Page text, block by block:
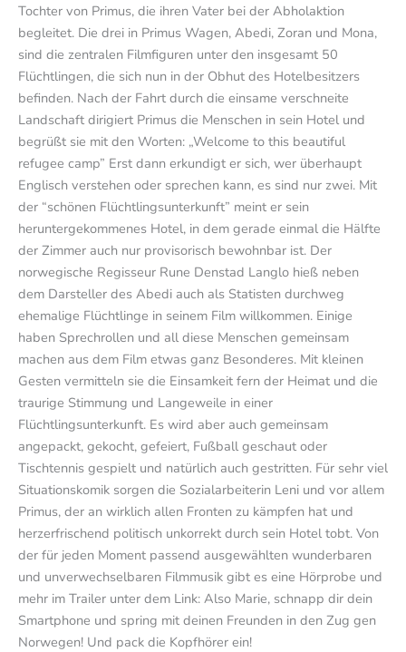
Tochter von Primus, die ihren Vater bei der Abholaktion
begleitet. Die drei in Primus Wagen, Abedi, Zoran und Mona,
sind die zentralen Filmfiguren unter den insgesamt 50
Flüchtlingen, die sich nun in der Obhut des Hotelbesitzers
befinden. Nach der Fahrt durch die einsame verschneite
Landschaft dirigiert Primus die Menschen in sein Hotel und
begrüßt sie mit den Worten: „Welcome to this beautiful
refugee camp” Erst dann erkundigt er sich, wer überhaupt
Englisch verstehen oder sprechen kann, es sind nur zwei. Mit
der “schönen Flüchtlingsunterkunft” meint er sein
heruntergekommenes Hotel, in dem gerade einmal die Hälfte
der Zimmer auch nur provisorisch bewohnbar ist. Der
norwegische Regisseur Rune Denstad Langlo hieß neben
dem Darsteller des Abedi auch als Statisten durchweg
ehemalige Flüchtlinge in seinem Film willkommen. Einige
haben Sprechrollen und all diese Menschen gemeinsam
machen aus dem Film etwas ganz Besonderes. Mit kleinen
Gesten vermitteln sie die Einsamkeit fern der Heimat und die
traurige Stimmung und Langeweile in einer
Flüchtlingsunterkunft. Es wird aber auch gemeinsam
angepackt, gekocht, gefeiert, Fußball geschaut oder
Tischtennis gespielt und natürlich auch gestritten. Für sehr viel
Situationskomik sorgen die Sozialarbeiterin Leni und vor allem
Primus, der an wirklich allen Fronten zu kämpfen hat und
herzerfrischend politisch unkorrekt durch sein Hotel tobt. Von
der für jeden Moment passend ausgewählten wunderbaren
und unverwechselbaren Filmmusik gibt es eine Hörprobe und
mehr im Trailer unter dem Link: Also Marie, schnapp dir dein
Smartphone und spring mit deinen Freunden in den Zug gen
Norwegen! Und pack die Kopfhörer ein!